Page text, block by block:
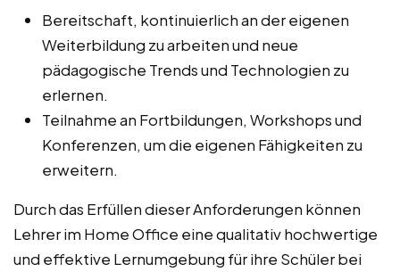
Bereitschaft, kontinuierlich an der eigenen
Weiterbildung zu arbeiten und neue
pädagogische Trends und Technologien zu
erlernen.
Teilnahme an Fortbildungen, Workshops und
Konferenzen, um die eigenen Fähigkeiten zu
erweitern.
Durch das Erfüllen dieser Anforderungen können
Lehrer im Home Office eine qualitativ hochwertige
und effektive Lernumgebung für ihre Schüler bei